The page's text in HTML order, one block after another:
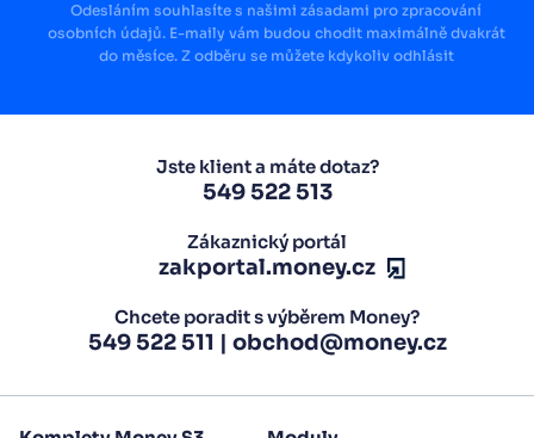
Odesláním souhlasíte s našimi zásadami pro zpracování
osobních údajů. E-maily vám budou chodit maximálně dvakrát
do měsíce. Z odběru se můžete kdykoliv odhlásit
Jste klient a máte dotaz?
549 522 513
Zákaznický portál
zakportal.money.cz
Chcete poradit s výběrem Money?
549 522 511 | obchod@money.cz